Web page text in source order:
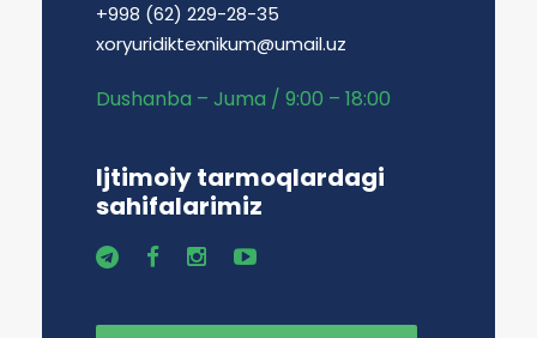
+998 (62) 229-28-35
xoryuridiktexnikum@umail.uz
Dushanba – Juma / 9:00 – 18:00
Ijtimoiy tarmoqlardagi
sahifalarimiz